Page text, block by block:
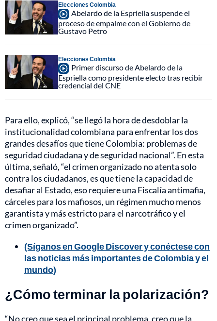
Elecciones Colombia
Abelardo de la Espriella suspende el
proceso de empalme con el Gobierno de
Gustavo Petro
Elecciones Colombia
Primer discurso de Abelardo de la
Espriella como presidente electo tras recibir
credencial del CNE
Para ello, explicó, “se llegó la hora de desdoblar la
institucionalidad colombiana para enfrentar los dos
grandes desafíos que tiene Colombia: problemas de
seguridad ciudadana y de seguridad nacional”. En esta
última, señaló, “el crimen organizado no atenta solo
contra los ciudadanos, es que tiene la capacidad de
desafiar al Estado, eso requiere una Fiscalía antimafia,
cárceles para los mafiosos, un régimen mucho menos
garantista y más estricto para el narcotráfico y el
crimen organizado”.
(Síganos en Google Discover y conéctese con
las noticias más importantes de Colombia y el
mundo)
¿Cómo terminar la polarización?
“No creo que sea el principal problema, creo que la